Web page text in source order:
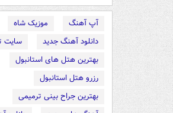
آپ آهنگ
موزیک شاه
دانلود آهنگ جدید
سایت
بهترین هتل های استانبول
رزرو هتل استانبول
بهترین جراح بینی ترمیمی